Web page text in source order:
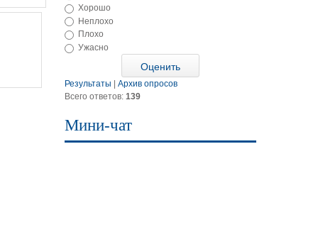
Хорошо
Неплохо
Плохо
Ужасно
Результаты
Архив опросов
Всего ответов: 139
Мини-чат